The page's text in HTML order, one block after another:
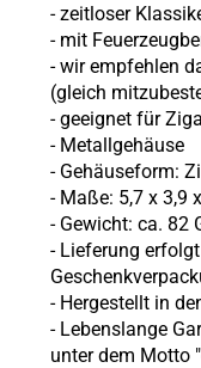
- zeitloser
- mit
- wir empfehlen
(gleich
- geeignet für
- Metallgehäuse
- Gehäuseform:
- Maße: 5,7 x 3,9
- Gewicht: ca. 82
- Lieferung
- Hergestellt in
- Lebenslange
unter dem Motto